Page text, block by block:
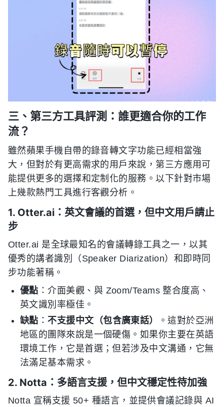
三、第三方工具評測：誰更適合你的工作
流？
雖然蘋果手機自帶的錄音轉文字功能已經相當強
大，但對於有更高需求的用戶來說，第三方應用可
能提供更多的選擇和定制化的服務。以下針對市場
上幾款熱門工具進行客觀分析。
1. Otter.ai：英文會議的首選，但中文用戶請止
步
Otter.ai 是全球最知名的會議轉錄工具之一，以其
優秀的講者識別（Speaker Diarization）和即時同
步功能著稱。
優點 ：介面美觀、與 Zoom/Teams 整合度高、
英文識別率極佳。
缺點 ：不支援中文（包含廣東話）
。這對於亞洲
地區的團隊來說是一個硬傷。如果你主要在英語
環境工作，它是首選；但若涉及中文溝通，它無
法滿足基本需求。
2. Notta：多語言支援，但中文穩定性待加強
Notta 宣稱支援 50+ 種語言，並提供會議記錄與 AI